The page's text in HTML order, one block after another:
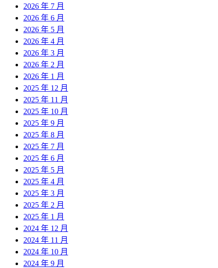
2026 年 7 月
2026 年 6 月
2026 年 5 月
2026 年 4 月
2026 年 3 月
2026 年 2 月
2026 年 1 月
2025 年 12 月
2025 年 11 月
2025 年 10 月
2025 年 9 月
2025 年 8 月
2025 年 7 月
2025 年 6 月
2025 年 5 月
2025 年 4 月
2025 年 3 月
2025 年 2 月
2025 年 1 月
2024 年 12 月
2024 年 11 月
2024 年 10 月
2024 年 9 月